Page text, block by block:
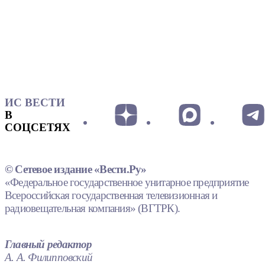
ИС ВЕСТИ
В
СОЦСЕТЯХ
© Сетевое издание «Вести.Ру»
«Федеральное государственное унитарное предприятие
Всероссийская государственная телевизионная и
радиовещательная компания» (ВГТРК).
Главный редактор
А. А. Филипповский